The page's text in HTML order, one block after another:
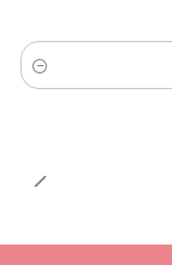
Cantidad